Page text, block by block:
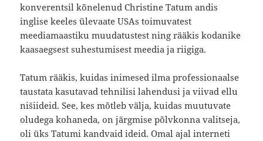
konverentsil kõnelenud Christine Tatum andis
inglise keeles ülevaate USAs toimuvatest
meediamaastiku muudatustest ning rääkis kodanike
kaasaegsest suhestumisest meedia ja riigiga.
Tatum rääkis, kuidas inimesed ilma professionaalse
taustata kasutavad tehnilisi lahendusi ja viivad ellu
nišiideid. See, kes mõtleb välja, kuidas muutuvate
oludega kohaneda, on järgmise põlvkonna valitseja,
oli üks Tatumi kandvaid ideid. Omal ajal interneti